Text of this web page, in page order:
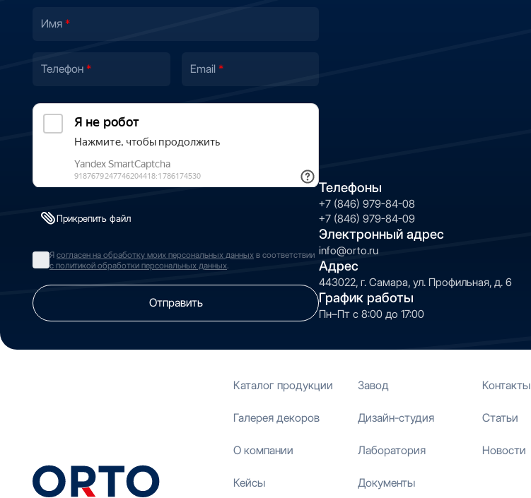
Имя
Телефон Email
Прикрепить файл
Я согласен на обработку моих персональных данных в соответствии
с политикой обработки персональных данных.
Отправить
Телефоны
+7 (846) 979-84-08
+7 (846) 979-84-09
Электронный адрес
info@orto.ru
Адрес
443022, г. Самара, ул. Профильная, д. 6
График работы
Пн–Пт с 8:00 до 17:00
Каталог продукции
Галерея декоров
О компании
Кейсы
Завод
Дизайн-студия
Лаборатория
Документы
Контакты
Статьи
Новости